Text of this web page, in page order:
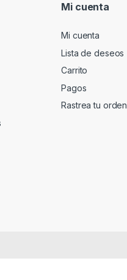
Mi cuenta
Mi cuenta
Lista de deseos
Carrito
Pagos
Rastrea tu orden